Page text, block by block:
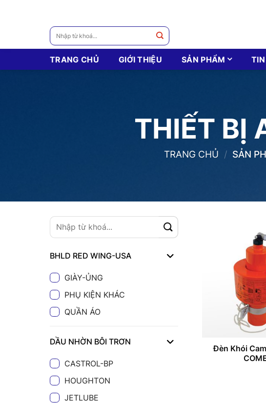
Tìm
kiếm:
TRANG CHỦ GIỚI THIỆU SẢN PHẨM
THIẾT BỊ
TRANG CHỦ / SẢN
BHLD RED WING-USA
GIÀY-ỦNG
PHỤ KIỆN KHÁC
QUẦN ÁO
DẦU NHỜN BÔI TRƠN
CASTROL-BP
HOUGHTON
JETLUBE
Đèn Khói